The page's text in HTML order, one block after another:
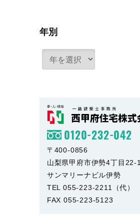
年別
0120-232-042
〒400-0856
山梨県甲府市伊勢4丁目22-1
サンマリーナビル伊勢
TEL 055-223-2211（代）
FAX 055-223-5123